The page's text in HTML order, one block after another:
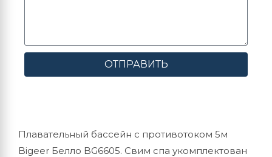
ОТПРАВИТЬ
Плавательный бассейн с противотоком 5м
Bigeer Белло BG6605. Свим спа укомплектован